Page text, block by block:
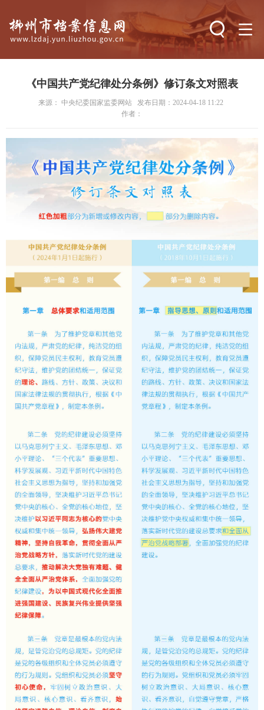
搜索
《中国共产党纪律处分条例》修订条文对照表
来源： 中央纪委国家监委网站
发布日期：2024-04-18 11:22
作者：